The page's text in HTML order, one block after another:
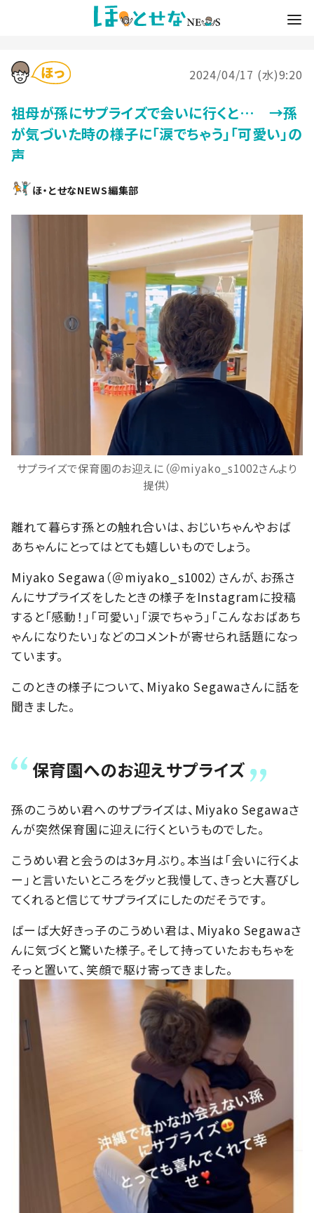
2024/04/17 (水)9:20
祖母が孫にサプライズで会いに行くと… →孫
が気づいた時の様子に「涙でちゃう」「可愛い」の
声
ほ・とせなNEWS編集部
サプライズで保育園のお迎えに（＠miyako_s1002さんより
提供）
離れて暮らす孫との触れ合いは、おじいちゃんやおば
あちゃんにとってはとても嬉しいものでしょう。
Miyako Segawa（＠miyako_s1002）さんが、お孫さ
んにサプライズをしたときの様子をInstagramに投稿
すると「感動！」「可愛い」「涙でちゃう」「こんなおばあち
ゃんになりたい」などのコメントが寄せられ話題になっ
ています。
このときの様子について、Miyako Segawaさんに話を
聞きました。
保育園へのお迎えサプライズ
孫のこうめい君へのサプライズは、Miyako Segawaさ
んが突然保育園に迎えに行くというものでした。
こうめい君と会うのは3ヶ月ぶり。本当は「会いに行くよ
ー」と言いたいところをグッと我慢して、きっと大喜びし
てくれると信じてサプライズにしたのだそうです。
ばーば大好きっ子のこうめい君は、Miyako Segawaさ
んに気づくと驚いた様子。そして持っていたおもちゃを
そっと置いて、笑顔で駆け寄ってきました。